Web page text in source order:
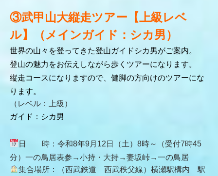
③武甲山大縦走ツアー【上級レベ
ル】（メインガイド：シカ男）
世界の山々を登ってきた登山ガイドシカ男がご案内。
登山の魅力をお伝えしながら歩くツアーになります。
縦走コースになりますので、健脚の方向けのツアーにな
ります。
（レベル：上級）
ガイド：シカ男
日 時：令和8年9月12日（土）8時～（受付7時45
分）一の鳥居表参→小持・大持→妻坂峠→一の鳥居
集合場所：（西武鉄道 西武秩父線）横瀬駅構内 駅